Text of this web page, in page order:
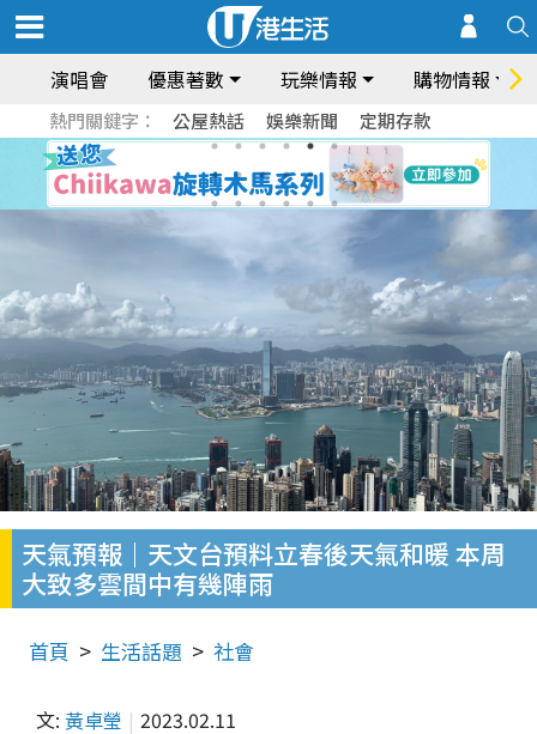
演唱會 優惠著數 玩樂情報 購物情報
熱門關鍵字： 公屋熱話 娛樂新聞 定期存款
天氣預報｜天文台預料立春後天氣和暖 本周
大致多雲間中有幾陣雨
首頁 生活話題 社會
文: 黃卓瑩 2023.02.11